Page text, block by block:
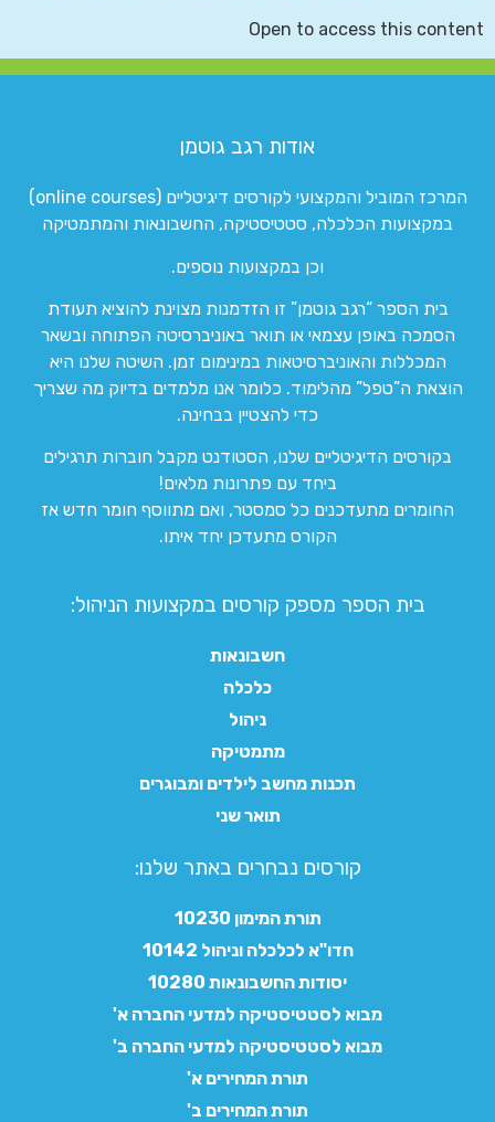
Open to access this content
אודות רגב גוטמן
המרכז המוביל והמקצועי לקורסים דיגיטליים (online courses)
במקצועות הכלכלה, סטטיסטיקה, החשבונאות והמתמטיקה
וכן במקצועות נוספים.
בית הספר “רגב גוטמן” זו הזדמנות מצוינת להוציא תעודת
הסמכה באופן עצמאי או תואר באוניברסיטה הפתוחה ובשאר
המכללות והאוניברסיטאות במינימום זמן. השיטה שלנו היא
הוצאת ה”טפל” מהלימוד. כלומר אנו מלמדים בדיוק מה שצריך
כדי להצטיין בבחינה.
בקורסים הדיגיטליים שלנו, הסטודנט מקבל חוברות תרגילים
ביחד עם פתרונות מלאים!
החומרים מתעדכנים כל סמסטר, ואם מתווסף חומר חדש אז
הקורס מתעדכן יחד איתו.
בית הספר מספק קורסים במקצועות הניהול:
חשבונאות
כלכלה
ניהול
מתמטיקה
תכנות מחשב לילדים ומבוגרים
תואר שני
קורסים נבחרים באתר שלנו:​
תורת המימון 10230
חדו"א לכלכלה וניהול 10142
יסודות החשבונאות 10280
מבוא לסטטיסטיקה למדעי החברה א'
מבוא לסטטיסטיקה למדעי החברה ב'
תורת המחירים א'
תורת המחירים ב'